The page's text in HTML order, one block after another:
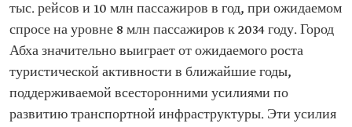
тыс. рейсов и 10 млн пассажиров в год, при ожидаемом
спросе на уровне 8 млн пассажиров к 2034 году. Город
Абха значительно выиграет от ожидаемого роста
туристической активности в ближайшие годы,
поддерживаемой всесторонними усилиями по
развитию транспортной инфраструктуры. Эти усилия